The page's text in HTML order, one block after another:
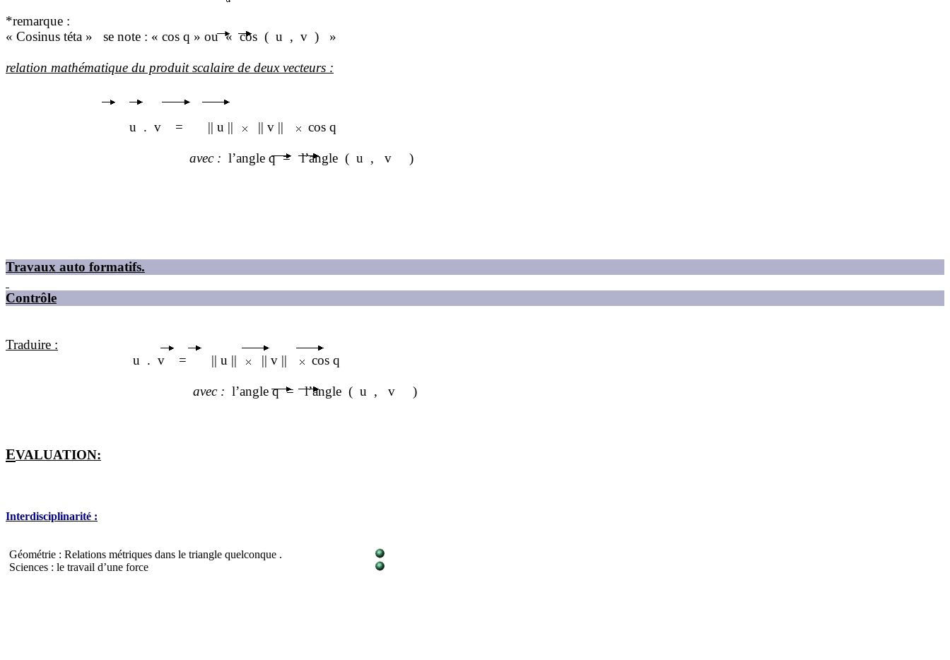
*remarque :
« Cosinus téta »
se note : « cos q » ou « cos ( u , v ) »
relation mathématique du produit scalaire de deux vecteurs :
u . v = || u || || v || cos q
avec: l’angle q= l’angle ( u , v )
Travaux auto formatifs.
Contrôle
Traduire :
u
. v = || u || || v || cos q
avec: l’angleq= l’angle ( u , v )
EVALUATION:
Interdisciplinarité :
Géométrie : Relations métriques dans le triangle quelconque .
Sciences : le travail d’une force